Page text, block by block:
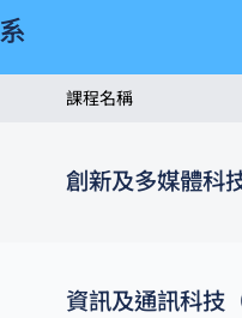
課程名稱
創新及多媒體科
資訊及通訊科技